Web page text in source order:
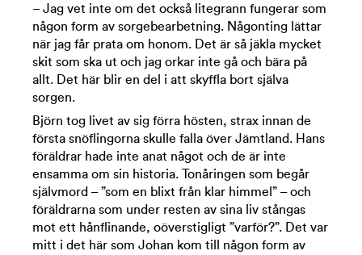
– Jag vet inte om det också litegrann fungerar som
någon form av sorgebearbetning. Någonting lättar
när jag får prata om honom. Det är så jäkla mycket
skit som ska ut och jag orkar inte gå och bära på
allt. Det här blir en del i att skyffla bort själva
sorgen.
Björn tog livet av sig förra hösten, strax innan de
första snöflingorna skulle falla över Jämtland. Hans
föräldrar hade inte anat något och de är inte
ensamma om sin historia. Tonåringen som begår
självmord – ”som en blixt från klar himmel” – och
föräldrarna som under resten av sina liv stångas
mot ett hånflinande, oöverstigligt ”varför?”. Det var
mitt i det här som Johan kom till någon form av